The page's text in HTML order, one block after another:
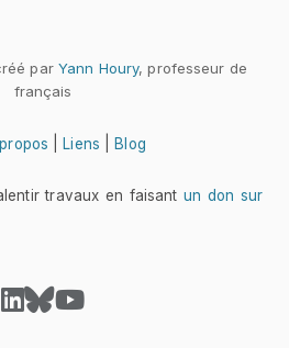
par Yann Houry, professeur de
français
|Liens |Blog
travaux en faisant un don sur